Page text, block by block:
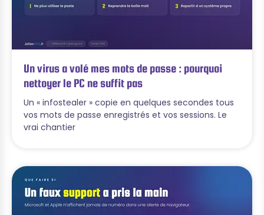
Un virus a volé mes mots de passe : pourquoi
nettoyer le PC ne suffit pas
Un « infostealer » copie en quelques secondes tous
vos mots de passe enregistrés et vos sessions. Le
vrai chantier